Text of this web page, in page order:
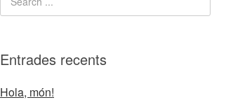
Entrades recents
Hola, món!